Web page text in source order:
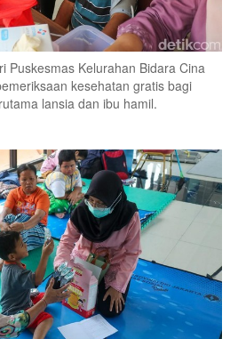
Puskesmas Kelurahan Bidara Cina
kesehatan gratis bagi
lansia dan ibu hamil.